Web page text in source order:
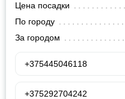
Цена посадки
По городу
За городом
+375445046118
+375292704242